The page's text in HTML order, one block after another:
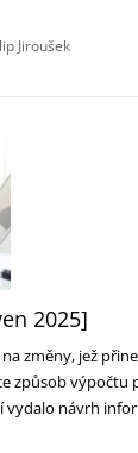
Jiroušek
2025]‎
změny, jež
‎způsob výpočtu
návrh